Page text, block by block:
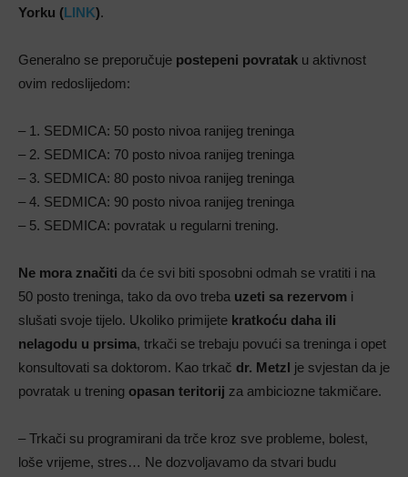
Yorku (LINK).
Generalno se preporučuje postepeni povratak u aktivnost
ovim redoslijedom:
– 1. SEDMICA: 50 posto nivoa ranijeg treninga
– 2. SEDMICA: 70 posto nivoa ranijeg treninga
– 3. SEDMICA: 80 posto nivoa ranijeg treninga
– 4. SEDMICA: 90 posto nivoa ranijeg treninga
– 5. SEDMICA: povratak u regularni trening.
Ne mora značiti da će svi biti sposobni odmah se vratiti i na
50 posto treninga, tako da ovo treba uzeti sa rezervom i
slušati svoje tijelo. Ukoliko primijete kratkoću daha ili
nelagodu u prsima, trkači se trebaju povući sa treninga i opet
konsultovati sa doktorom. Kao trkač dr. Metzl je svjestan da je
povratak u trening opasan teritorij za ambiciozne takmičare.
– Trkači su programirani da trče kroz sve probleme, bolest,
loše vrijeme, stres… Ne dozvoljavamo da stvari budu